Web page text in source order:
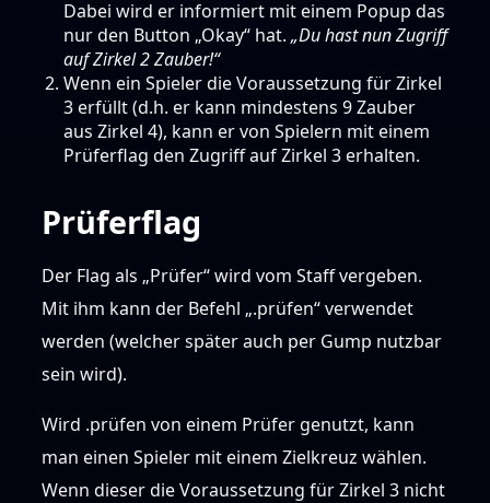
Dabei wird er informiert mit einem Popup das
nur den Button „Okay“ hat. „Du hast nun Zugriff
auf Zirkel 2 Zauber!“
Wenn ein Spieler die Voraussetzung für Zirkel
3 erfüllt (d.h. er kann mindestens 9 Zauber
aus Zirkel 4), kann er von Spielern mit einem
Prüferflag den Zugriff auf Zirkel 3 erhalten.
Prüferflag
Der Flag als „Prüfer“ wird vom Staff vergeben.
Mit ihm kann der Befehl „.prüfen“ verwendet
werden (welcher später auch per Gump nutzbar
sein wird).
Wird .prüfen von einem Prüfer genutzt, kann
man einen Spieler mit einem Zielkreuz wählen.
Wenn dieser die Voraussetzung für Zirkel 3 nicht